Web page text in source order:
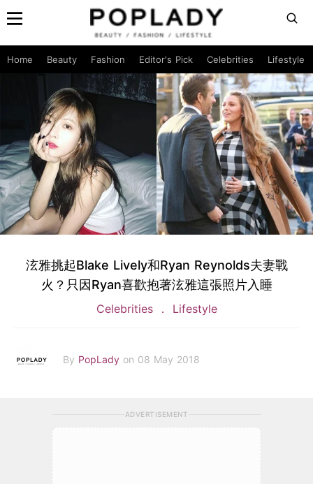
Home Beauty Fashion Editor's Pick Celebrities Lifestyle
泫雅挑起Blake Lively和Ryan Reynolds夫妻戰
火？只因Ryan喜歡抱著泫雅這張照片入睡
Celebrities Lifestyle
By PopLady on 08 May 2018
ADVERTISEMENT